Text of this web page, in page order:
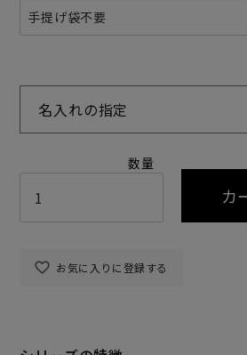
お気に入りに登録する
カ
名入れの指定